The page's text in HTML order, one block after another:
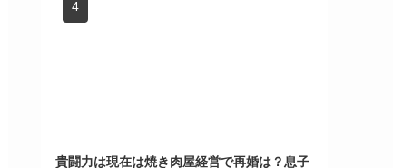
貴闘力は現在は焼き肉屋経営で再婚は？息子